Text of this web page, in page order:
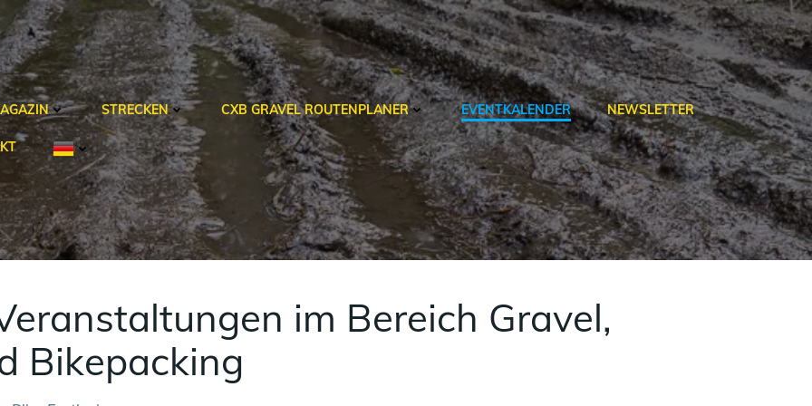
STRECKEN CXB GRAVEL ROUTENPLANER EVENTKALENDER NEWSLETTER
im Bereich Gravel,
Bikepacking